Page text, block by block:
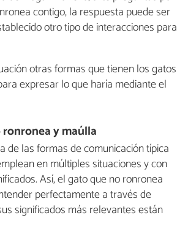
contigo, la respuesta puede ser
otro tipo de interacciones para
otras formas que tienen los gatos
expresar lo que haría mediante el
y maúlla
de las formas de comunicación típica
en múltiples situaciones y con
Así, el gato que no ronronea
perfectamente a través de
significados más relevantes están